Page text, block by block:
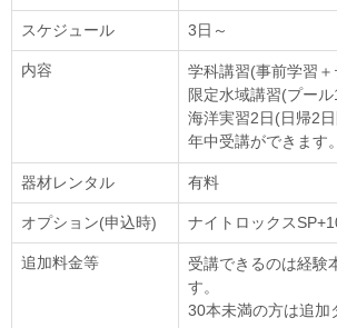
スケジュール 3日～
内容
学科講習(事前学習＋
限定水域講習(プール
海洋実習2日(日帰2
年中受講ができます。
器材レンタル 有料
オプション(申込時) ナイトロックス
追加料金等
受講できるのは経験
す。
30本未満の方は追加